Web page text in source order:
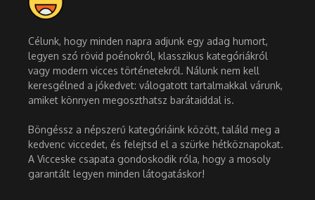
Célunk, hogy minden napra adjunk egy adag humort,
legyen szó rövid poénokról, klasszikus kategóriákról
vagy modern vicces történetekről. Nálunk nem kell
keresgélned a jókedvet: válogatott tartalmakkal várunk,
amiket könnyen megoszthatsz barátaiddal is.
Böngéssz a népszerű kategóriáink között, találd meg a
kedvenc viccedet, és felejtsd el a szürke hétköznapokat.
A Vicceske csapata gondoskodik róla, hogy a mosoly
garantált legyen minden látogatáskor!